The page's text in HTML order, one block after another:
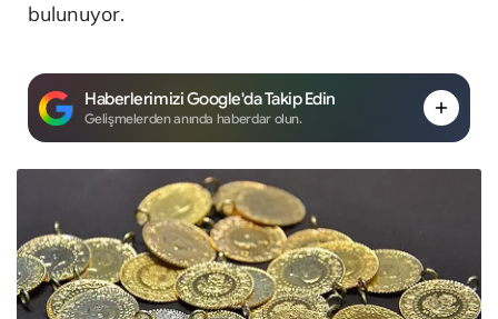
bulunuyor.
Haberlerimizi Google'da Takip Edin
Gelişmelerden anında haberdar olun.